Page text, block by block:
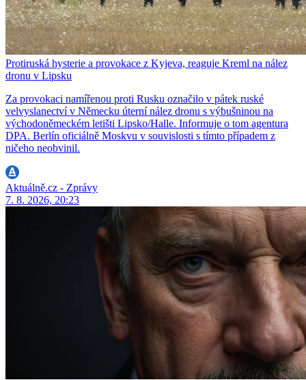
Protiruská hysterie a provokace z Kyjeva, reaguje Kreml na nález
dronu v Lipsku
Za provokaci namířenou proti Rusku označilo v pátek ruské
velvyslanectví v Německu úterní nález dronu s výbušninou na
východoněmeckém letišti Lipsko/Halle. Informuje o tom agentura
DPA. Berlín oficiálně Moskvu v souvislosti s tímto případem z
ničeho neobvinil.
Aktuálně.cz - Zprávy
7. 8. 2026, 20:23